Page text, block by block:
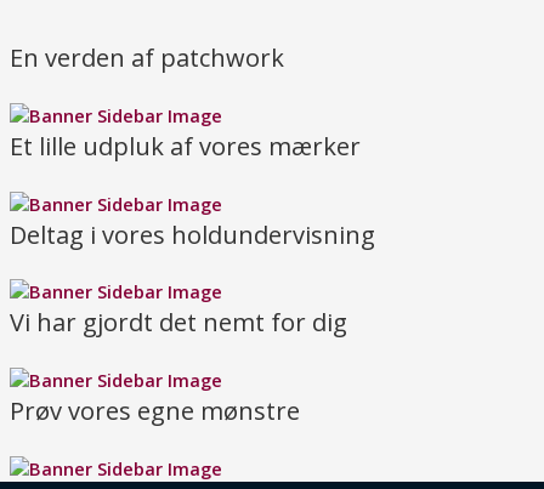
En verden af patchwork
Et lille udpluk af vores mærker
Deltag i vores holdundervisning
Vi har gjordt det nemt for dig
Prøv vores egne mønstre